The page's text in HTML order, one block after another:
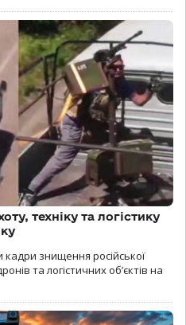
техніку та логістику
знищення російської
та логістичних об’єктів на